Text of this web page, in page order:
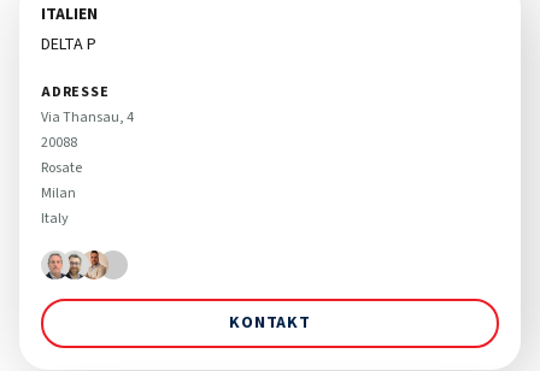
ITALIEN
DELTA P
ADRESSE
Via Thansau, 4
20088
Rosate
Milan
Italy
KONTAKT